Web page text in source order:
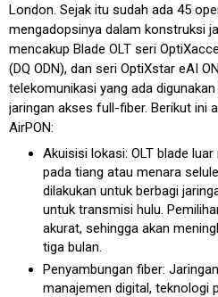
London. Sejak itu sudah ada 45
mengadopsinya dalam konstruksi
mencakup Blade OLT seri
(DQ ODN), dan seri OptiXstar eAI
telekomunikasi yang ada
jaringan akses full-fiber. Berikut ini
AirPON:
Akuisisi lokasi: OLT blade
pada tiang atau menara
dilakukan untuk berbagi
untuk transmisi hulu.
akurat, sehingga akan
tiga bulan.
Penyambungan fiber:
manajemen digital, teknologi